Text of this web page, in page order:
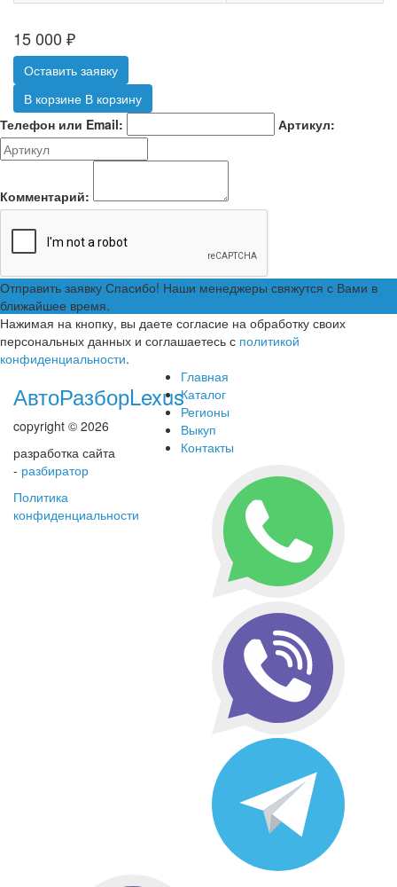
15 000 ₽
Оставить заявку
В корзине В корзину
Телефон или Email:
Артикул:
Комментарий:
Отправить заявку Спасибо! Наши менеджеры свяжутся с Вами в
ближайшее время.
Нажимая на кнопку, вы даете согласие на обработку своих
персональных данных и соглашаетесь с политикой
конфиденциальности.
АвтоРазборLexus
copyright © 2026
разработка сайта
- разбиратор
Политика
конфиденциальности
Главная
Каталог
Регионы
Выкуп
Контакты